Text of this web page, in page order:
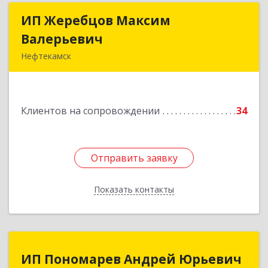
ИП Жеребцов Максим
Валерьевич
Нефтекамск
Клиентов на сопровождении 34
Отправить заявку
Показать контакты
ИП Жеребцов Максим
Подробнее
Отправить заявку
Назад
ИП Пономарев Андрей Юрьевич
ИП Пономарев Андрей Юрьевич